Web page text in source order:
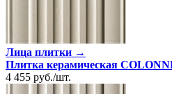
Лица плитки →
Плитка керамическая
4 455 руб./шт.